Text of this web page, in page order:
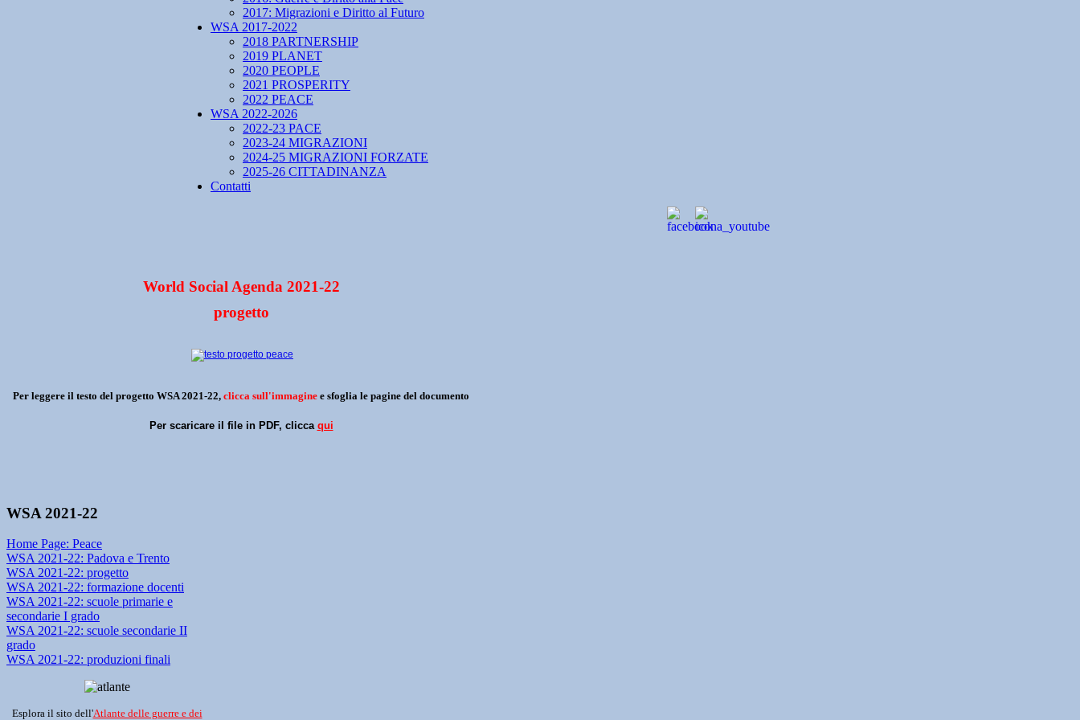
2017: Migrazioni e Diritto al Futuro
WSA 2017-2022
2018 PARTNERSHIP
2019 PLANET
2020 PEOPLE
2021 PROSPERITY
2022 PEACE
WSA 2022-2026
2022-23 PACE
2023-24 MIGRAZIONI
2024-25 MIGRAZIONI FORZATE
2025-26 CITTADINANZA
Contatti
World Social Agenda 2021-22
progetto
Per leggere il testo del progetto WSA 2021-22, clicca sull'immagine e sfoglia le pagine del documento
Per scaricare il file in PDF, clicca qui
WSA 2021-22
Home Page: Peace
WSA 2021-22: Padova e Trento
WSA 2021-22: progetto
WSA 2021-22: formazione docenti
WSA 2021-22: scuole primarie e
secondarie I grado
WSA 2021-22: scuole secondarie II
grado
WSA 2021-22: produzioni finali
Esplora il sito dell'Atlante delle guerre e dei